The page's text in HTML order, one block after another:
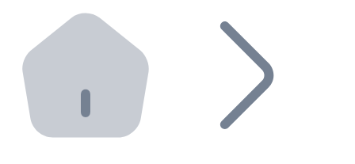
Bitnovo ATM
Integra un ATM Bitnovo en tu negocio y permite que
Bitnovo API
Integra nuestra API en tu ecosistema.